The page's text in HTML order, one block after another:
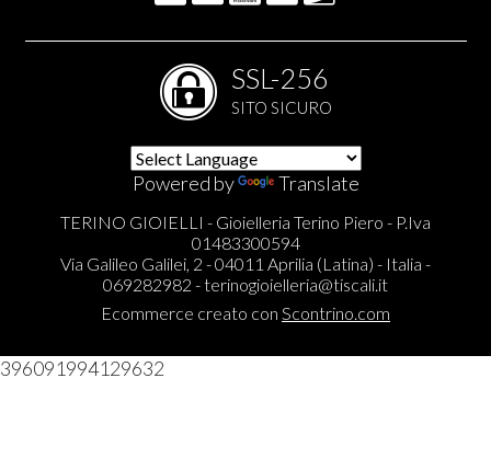
SSL-256
SITO SICURO
Powered by Translate
TERINO GIOIELLI - Gioielleria Terino Piero - P.Iva
01483300594
Via Galileo Galilei, 2 - 04011 Aprilia (Latina) - Italia -
069282982 -terinogioielleria@tiscali.it
Ecommerce creato con Scontrino.com
396091994129632